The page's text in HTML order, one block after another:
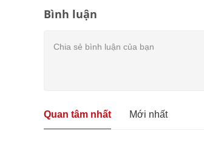
Bình luận
Quan tâm nhất Mới nhất